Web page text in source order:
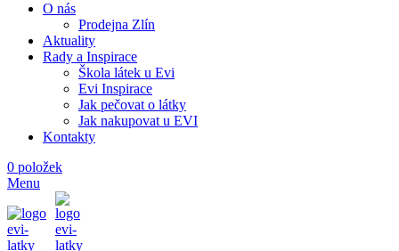
O nás
Prodejna Zlín
Aktuality
Rady a Inspirace
Škola látek u Evi
Evi Inspirace
Jak pečovat o látky
Jak nakupovat u EVI
Kontakty
0 položek
Menu